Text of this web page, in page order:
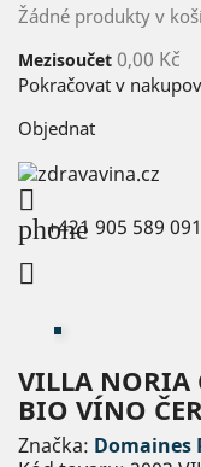
Žádné produkty v
Mezisoučet 0,00 Kč
Pokračovat v
Objednat

phone
+421 905 589 091

VILLA NORIA
BIO VÍNO
Značka: Domaines